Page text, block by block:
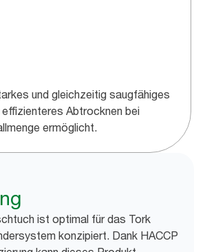
und gleichzeitig saugfähiges
effizienteres Abtrocknen bei
ermöglicht.
ist optimal für das Tork
konzipiert. Dank HACCP